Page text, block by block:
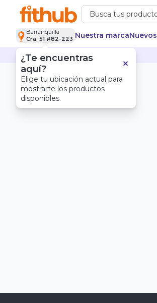
Barranquilla
Cra. 51 #82-223 Nuestra marcaNuevos
¿Te encuentras
aquí?
Elige tu ubicación actual para
mostrarte los productos
disponibles.